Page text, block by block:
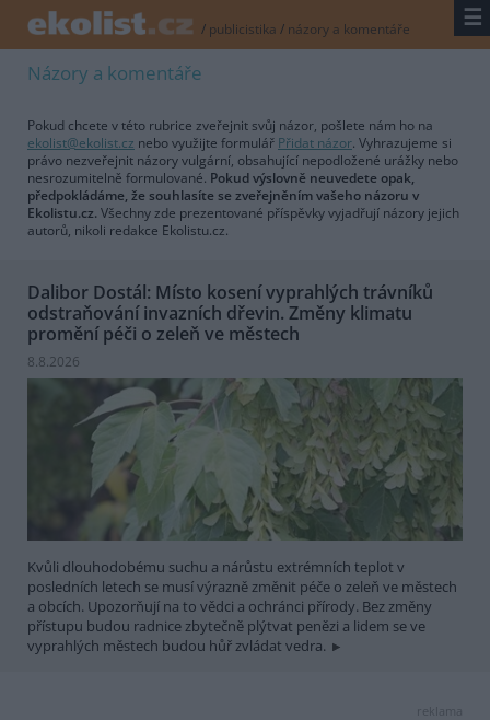
/ publicistika / názory a komentáře ☰
Názory a komentáře
Pokud chcete v této rubrice zveřejnit svůj názor, pošlete nám ho na
ekolist@ekolist.cz nebo využijte formulář Přidat názor. Vyhrazujeme si
právo nezveřejnit názory vulgární, obsahující nepodložené urážky nebo
nesrozumitelně formulované. Pokud výslovně neuvedete opak,
předpokládáme, že souhlasíte se zveřejněním vašeho názoru v
Ekolistu.cz. Všechny zde prezentované příspěvky vyjadřují názory jejich
autorů, nikoli redakce Ekolistu.cz.
Dalibor Dostál: Místo kosení vyprahlých trávníků
odstraňování invazních dřevin. Změny klimatu
promění péči o zeleň ve městech
8.8.2026
Kvůli dlouhodobému suchu a nárůstu extrémních teplot v
posledních letech se musí výrazně změnit péče o zeleň ve městech
a obcích. Upozorňují na to vědci a ochránci přírody. Bez změny
přístupu budou radnice zbytečně plýtvat penězi a lidem se ve
vyprahlých městech budou hůř zvládat vedra.
reklama